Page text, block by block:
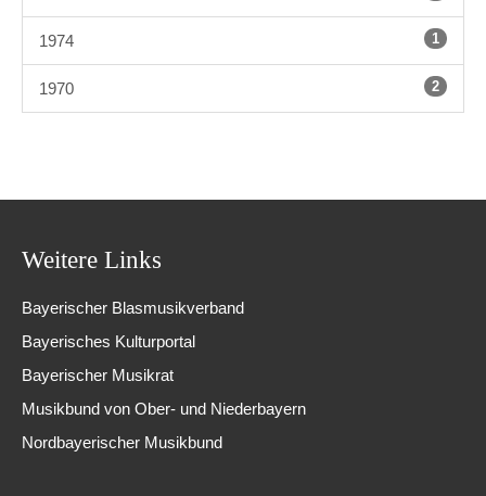
1974 1
1970 2
Weitere Links
Bayerischer Blasmusikverband
Bayerisches Kulturportal
Bayerischer Musikrat
Musikbund von Ober- und Niederbayern
Nordbayerischer Musikbund